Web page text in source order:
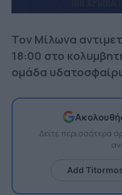
Τον Μίλωνα
18:00 στο
ομάδα
Δείτε περισσότερα
Add